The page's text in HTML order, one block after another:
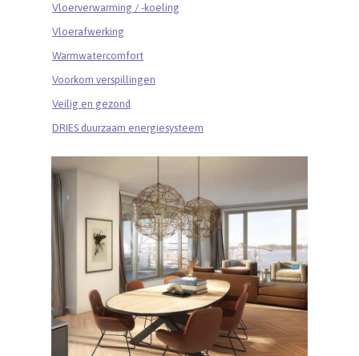
Vloerverwarming / -koeling
Vloerafwerking
Warmwatercomfort
Voorkom verspillingen
Veilig en gezond
DRIES duurzaam energiesysteem